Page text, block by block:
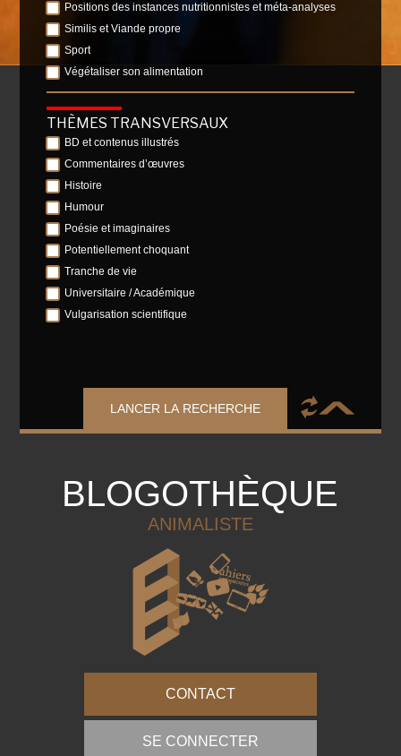
Positions des instances nutritionnistes et méta-analyses
Similis et Viande propre
Sport
Végétaliser son alimentation
THÈMES TRANSVERSAUX
BD et contenus illustrés
Commentaires d’œuvres
Histoire
Humour
Poésie et imaginaires
Potentiellement choquant
Tranche de vie
Universitaire / Académique
Vulgarisation scientifique
LANCER LA RECHERCHE
BLOGOTHÈQUE
ANIMALISTE
CONTACT
SE CONNECTER